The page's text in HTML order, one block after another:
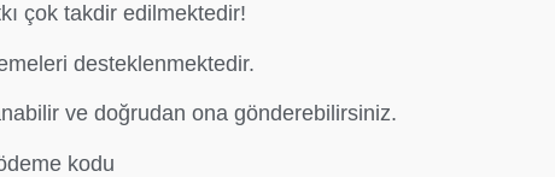
çok takdir edilmektedir!
desteklenmektedir.
ve doğrudan ona gönderebilirsiniz.
kodu